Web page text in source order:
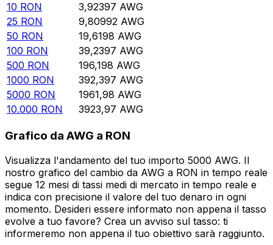
10 RON 3,92397 AWG
25 RON 9,80992 AWG
50 RON 19,6198 AWG
100 RON 39,2397 AWG
500 RON 196,198 AWG
1000 RON 392,397 AWG
5000 RON 1961,98 AWG
10.000 RON 3923,97 AWG
Grafico da AWG a RON
Visualizza l'andamento del tuo importo 5000 AWG. Il
nostro grafico del cambio da AWG a RON in tempo reale
segue 12 mesi di tassi medi di mercato in tempo reale e
indica con precisione il valore del tuo denaro in ogni
momento. Desideri essere informato non appena il tasso
evolve a tuo favore? Crea un avviso sul tasso: ti
informeremo non appena il tuo obiettivo sarà raggiunto.